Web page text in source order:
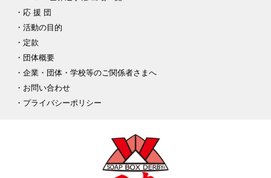
応 援 団
活動の目的
定款
団体概要
企業・団体・学校等のご関係者さまへ
お問い合わせ
プライバシーポリシー